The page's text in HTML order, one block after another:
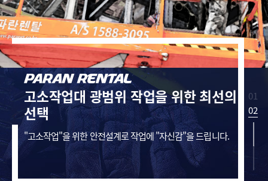
고소작업대광범위 작업을 위한최선의
선택
"고소작업"을 위한 안전설계로 작업에 "자신감"을 드립니다.
01
02